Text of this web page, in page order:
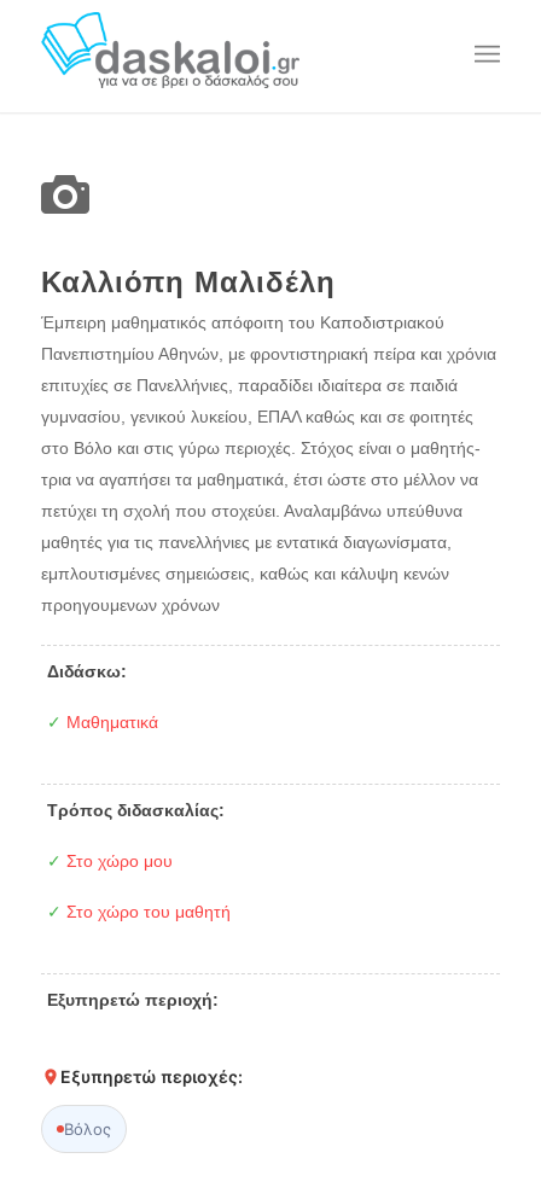
Καλλιόπη Μαλιδέλη
Έμπειρη μαθηματικός απόφοιτη του Καποδιστριακού
Πανεπιστημίου Αθηνών, με φροντιστηριακή πείρα και χρόνια
επιτυχίες σε Πανελλήνιες, παραδίδει ιδιαίτερα σε παιδιά
γυμνασίου, γενικού λυκείου, ΕΠΑΛ καθώς και σε φοιτητές
στο Βόλο και στις γύρω περιοχές. Στόχος είναι ο μαθητής-
τρια να αγαπήσει τα μαθηματικά, έτσι ώστε στο μέλλον να
πετύχει τη σχολή που στοχεύει. Αναλαμβάνω υπεύθυνα
μαθητές για τις πανελλήνιες με εντατικά διαγωνίσματα,
εμπλουτισμένες σημειώσεις, καθώς και κάλυψη κενών
προηγουμενων χρόνων
Διδάσκω:
✓ Μαθηματικά
Τρόπος διδασκαλίας:
✓ Στο χώρο μου
✓ Στο χώρο του μαθητή
Εξυπηρετώ περιοχή:
Εξυπηρετώ περιοχές:
Βόλος